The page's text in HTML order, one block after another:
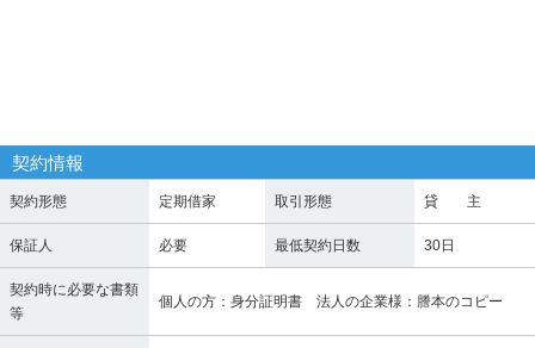
契約情報
契約形態 定期借家 取引形態 貸 主
保証人 必要 最低契約日数 30日
契約時に必要な書類
等
個人の方：身分証明書 法人の企業様：謄本のコピー